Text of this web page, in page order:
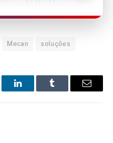
Mecan soluções
LinkedInTumblr Email